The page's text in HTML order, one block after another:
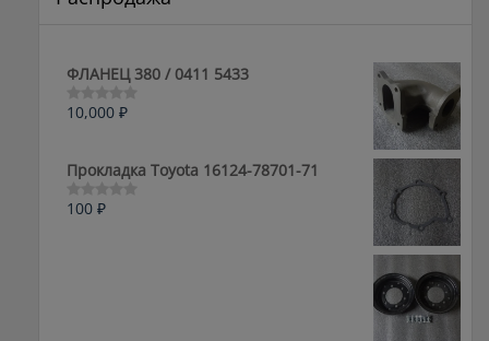
ФЛАНЕЦ 380 / 0411 5433
Оценка
5
10,000 ₽
Прокладка Toyota 16124-78701-71
Оценка
100 ₽